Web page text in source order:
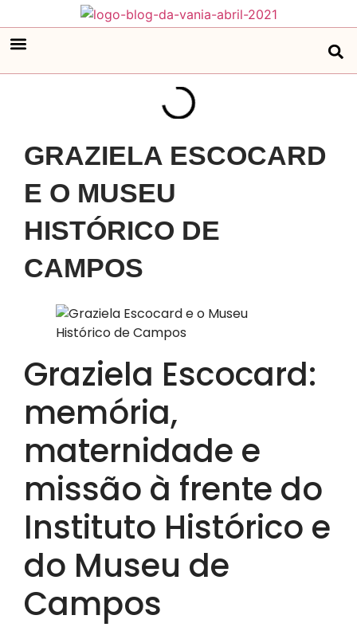
GRAZIELA ESCOCARD
E O MUSEU
HISTÓRICO DE
CAMPOS
Graziela Escocard:
memória,
maternidade e
missão à frente do
Instituto Histórico e
do Museu de
Campos